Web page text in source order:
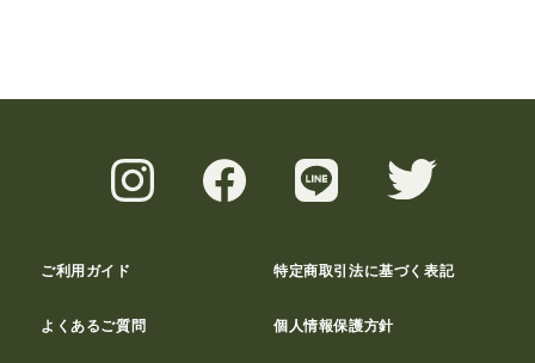
ご利用ガイド 特定商取引法に基づく表記
よくあるご質問 個人情報保護方針